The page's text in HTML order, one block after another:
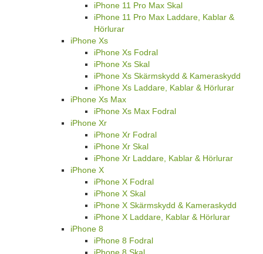
iPhone 11 Pro Max Skal
iPhone 11 Pro Max Laddare, Kablar &
Hörlurar
iPhone Xs
iPhone Xs Fodral
iPhone Xs Skal
iPhone Xs Skärmskydd & Kameraskydd
iPhone Xs Laddare, Kablar & Hörlurar
iPhone Xs Max
iPhone Xs Max Fodral
iPhone Xr
iPhone Xr Fodral
iPhone Xr Skal
iPhone Xr Laddare, Kablar & Hörlurar
iPhone X
iPhone X Fodral
iPhone X Skal
iPhone X Skärmskydd & Kameraskydd
iPhone X Laddare, Kablar & Hörlurar
iPhone 8
iPhone 8 Fodral